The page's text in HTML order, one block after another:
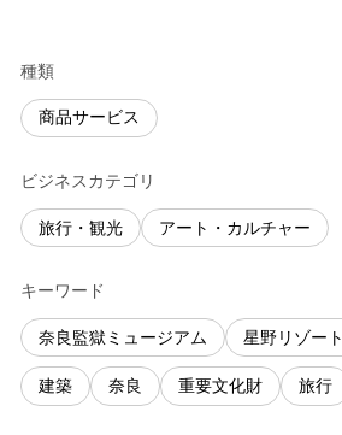
種類
商品サービス
ビジネスカテゴリ
旅行・観光 アート・カルチャー
キーワード
奈良監獄ミュージアム 星野リゾート
建築 奈良 重要文化財 旅行